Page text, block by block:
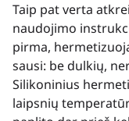
Taip pat verta
naudojimo
pirma,
sausi: be dulkių,
Silikoninius
laipsnių